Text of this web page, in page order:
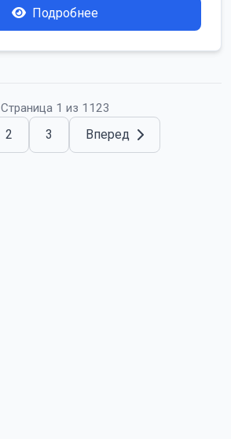
Подробнее
Страница 1 из 1123
2 3 Вперед